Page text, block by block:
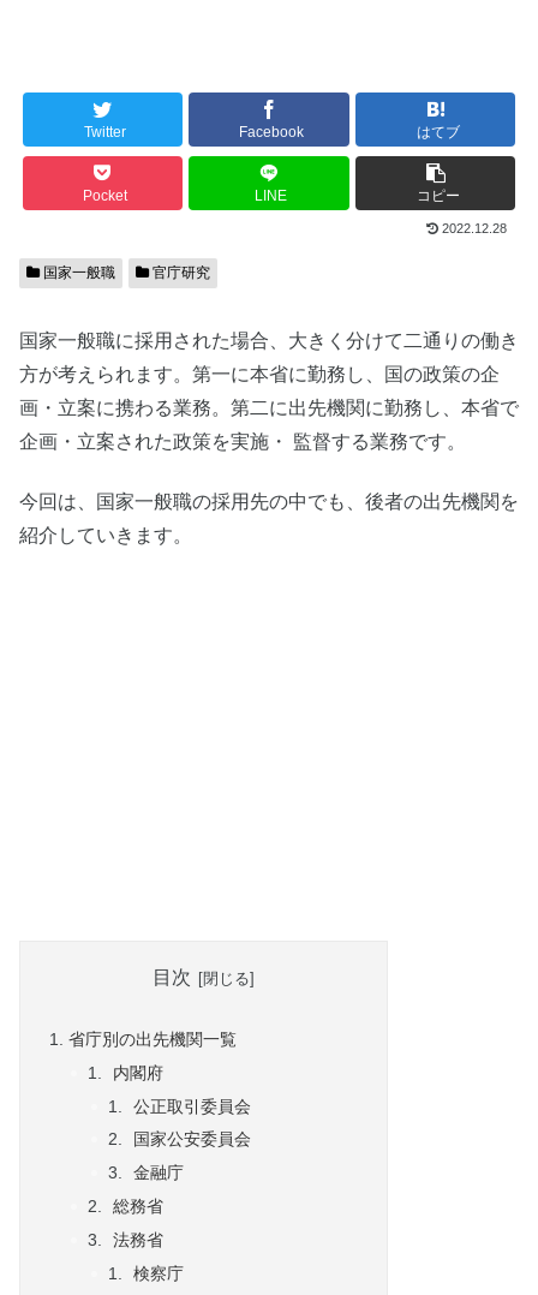
Twitter Facebook はてブ
Pocket LINE コピー
2022.12.28
国家一般職 官庁研究
国家一般職に採用された場合、大きく分けて二通りの働き
方が考えられます。第一に本省に勤務し、国の政策の企
画・立案に携わる業務。第二に出先機関に勤務し、本省で
企画・立案された政策を実施・ 監督する業務です。
今回は、国家一般職の採用先の中でも、後者の出先機関を
紹介していきます。
目次
省庁別の出先機関一覧
内閣府
公正取引委員会
国家公安委員会
金融庁
総務省
法務省
検察庁